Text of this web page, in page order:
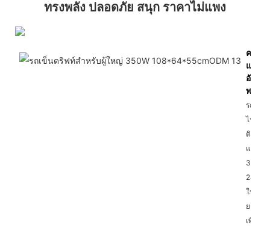
ทรงพลัง ปลอดภัย สนุก ราคาไม่แพง
ความ
แบตเ
อันทร
พลัง
รถโกค
ไฟฟ้า
ติดตั้ง
แบตเต
350 วั
24 แอ
ให้พลัง
ยาวนา
เพื่อให้